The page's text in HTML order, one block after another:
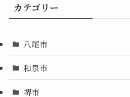
カテゴリー
八尾市
和泉市
堺市